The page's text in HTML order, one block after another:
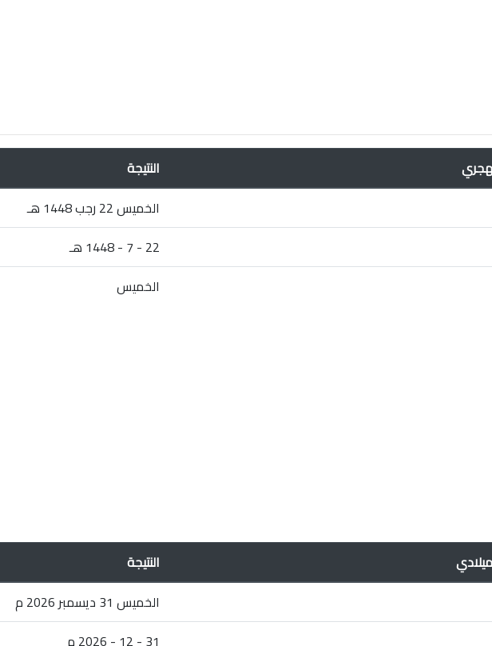
النتيجة
الخميس 22 رجب 1448 هـ
22 - 7 - 1448 هـ
الخميس
النتيجة
الخميس 31 ديسمبر 2026 م
31 - 12 - 2026 م